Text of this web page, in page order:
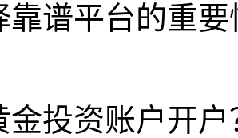
靠谱平台的重
金投资账户开户